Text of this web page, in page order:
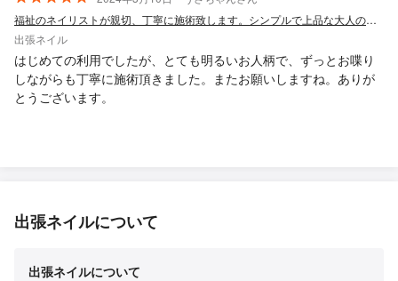
福祉のネイリストが親切、丁寧に施術致します。シンプルで上品な大人のネイルを…
出張ネイル
はじめての利用でしたが、とても明るいお人柄で、ずっとお喋り
しながらも丁寧に施術頂きました。またお願いしますね。ありが
とうございます。
出張ネイルについて
出張ネイルについて